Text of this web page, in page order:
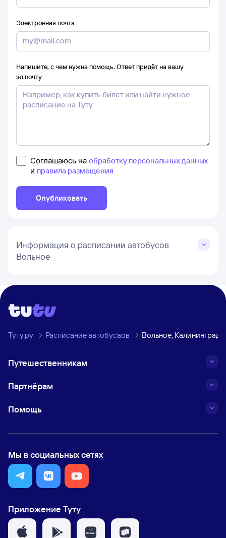
Электронная почта
Напишите, с чем нужна помощь. Ответ придёт на вашу
эл.почту
Соглашаюсь на обработку персональных данных
и правила размещения
Опубликовать
Информация о расписании автобусов
Вольное
Туту.ру Расписание автобусаов Вольное,
Путешественникам
Партнёрам
Помощь
Мы в социальных сетях
Приложение Туту